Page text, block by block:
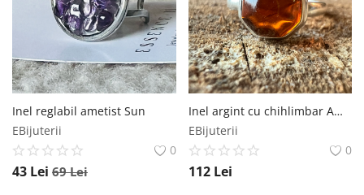
Inel reglabil ametist Sun
EBijuterii
0
43 Lei 69Lei
Inel argint cu chihlimbar Amber19
EBijuterii
0
112 Lei